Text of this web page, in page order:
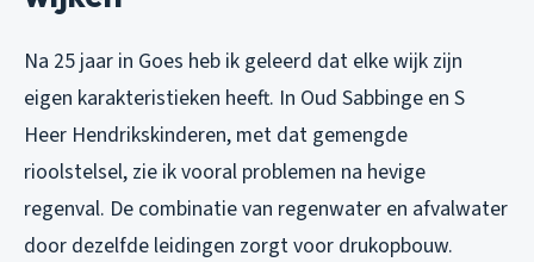
Na 25 jaar in Goes heb ik geleerd dat elke wijk zijn
eigen karakteristieken heeft. In Oud Sabbinge en S
Heer Hendrikskinderen, met dat gemengde
rioolstelsel, zie ik vooral problemen na hevige
regenval. De combinatie van regenwater en afvalwater
door dezelfde leidingen zorgt voor drukopbouw.